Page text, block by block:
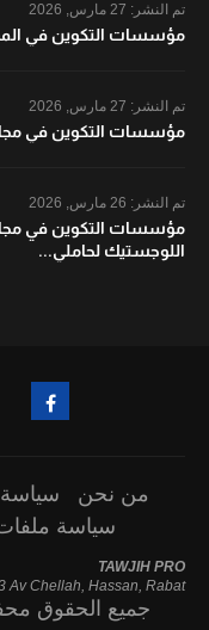
تم النشر:
مؤسسات التكوين في
تم النشر:
مؤسسات التكوين في مجال
تم النشر:
مؤسسات التكوين في
اللوجستيك لحاملي...
من نحن
سياسة
TAWJIH PRO
Av Chellah, Hassan, Rabat
جميع الحقوق